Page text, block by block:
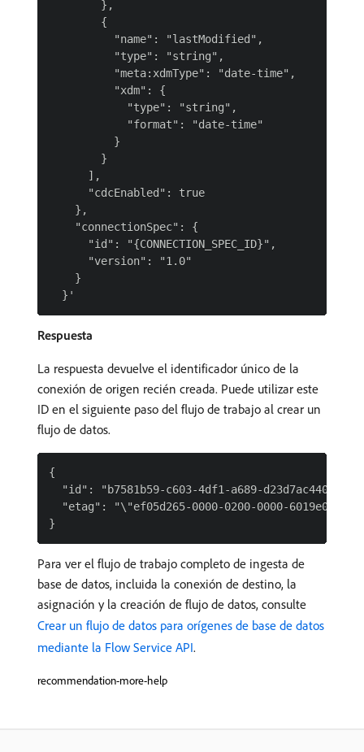
        },
        {
          "name": "lastModified",
          "type": "string",
          "meta:xdmType": "date-time",
          "xdm": {
            "type": "string",
            "format": "date-time"
          }
        }
      ],
      "cdcEnabled": true
    },
    "connectionSpec": {
      "id": "{CONNECTION_SPEC_ID}",
      "version": "1.0"
    }
Respuesta
La respuesta devuelve el identificador único de la
conexión de origen recién creada. Puede utilizar este
ID en el siguiente paso del flujo de trabajo al crear un
flujo de datos.
{
  "id": "b7581b59-c603-4df1-a689-d23d7ac440f3",
"etag": "\"ef05d265-0000-0200-0000-
Para ver el flujo de trabajo completo de ingesta de
base de datos, incluida la conexión de destino, la
asignación y la creación de flujo de datos, consulte
Crear un flujo de datos para orígenes de base de datos
mediante la Flow Service API.
recommendation-more-help